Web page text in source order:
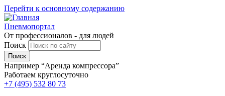
Перейти к основному содержанию
Пневмопортал
От профессионалов - для людей
Поиск
Например “Аренда компрессора”
Работаем круглосуточно
+7 (495) 532 80 73